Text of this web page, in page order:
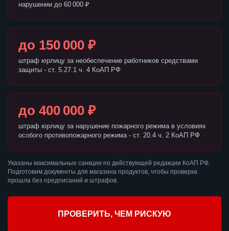
нарушении до 60 000 ₽
до 150 000 ₽
штраф юрлицу за необеспечение работников средствами
защиты - ст. 5.27.1 ч. 4 КоАП РФ
до 400 000 ₽
штраф юрлицу за нарушение пожарного режима в условиях
особого противопожарного режима - ст. 20.4 ч. 2 КоАП РФ
Указаны максимальные санкции по действующей редакции КоАП РФ.
Подготовим документы для магазина продуктов, чтобы проверка
прошла без предписаний и штрафов.
ПРОВЕРИТЬ, ЧЕМ РИСКУЮ